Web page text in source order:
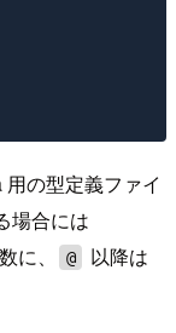
の型定義ファイ
場合には
に、 @
以降は